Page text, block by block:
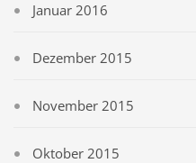
Januar 2016
Dezember 2015
November 2015
Oktober 2015